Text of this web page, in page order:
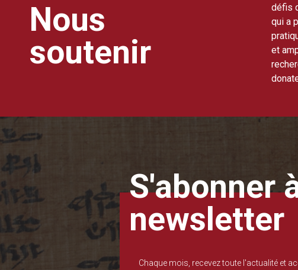
Nous
soutenir
défis
qui a
et
S'abonner
newsletter
Chaque mois, recevez toute l'actualité et